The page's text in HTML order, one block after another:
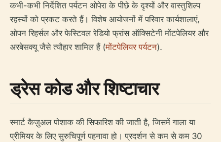
कभी-कभी निर्देशित पर्यटन ओपेरा के पीछे के दृश्यों और वास्तुशिल्प
रहस्यों को प्रकट करते हैं। विशेष आयोजनों में परिवार कार्यशालाएं,
ओपन रिहर्सल और फेस्टिवल रेडियो फ्रांस ऑक्सिटेनी मोंटपेलियर और
अरबेसक्यू जैसे त्यौहार शामिल हैं (मोंटपेलियर पर्यटन).
ड्रेस कोड और शिष्टाचार
स्मार्ट कैज़ुअल पोशाक की सिफारिश की जाती है, जिसमें गाला या
प्रीमियर के लिए सुरुचिपूर्ण पहनावा हो। प्रदर्शन से कम से कम 30